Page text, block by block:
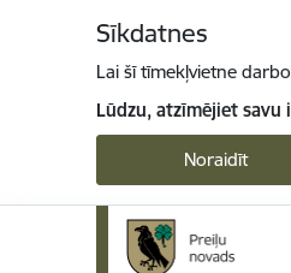
Sīkdatnes
Lai šī tīmekļvietne
Lūdzu, atzīmējiet savu
Noraidīt